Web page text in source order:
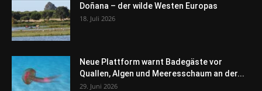
Doñana – der wilde Westen Europas
18. Juli 2026
Neue Plattform warnt Badegäste vor
Quallen, Algen und Meeresschaum an der...
29. Juni 2026